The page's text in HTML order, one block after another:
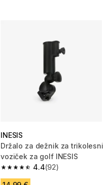
INESIS
Držalo za dežnik za trikolesni
voziček za golf INESIS
4.4
4.4 od 5 zvezdic from 92
(92)